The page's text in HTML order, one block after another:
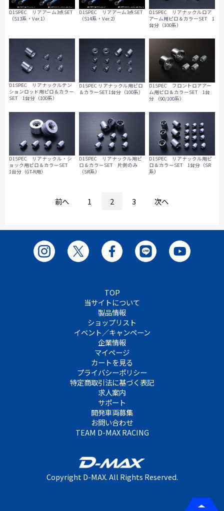
D1SPEC リアアーム3点SET
（S13系・Ver.1）
D1SPEC リアアーム3点SET
（S14系・Ver.2）
D1SPEC リアナックルロア
アーム用ピロ＆カラーSET 1
台分（100系）
D1SPEC リアナックルテン
ションロッド用ピロ＆カラー
SET 1台分（100系）
D1SPEC リアナックル用ピロ
＆カラーSET 1台分（100系）
D1SPEC フロントロアアー
ム用ピロ＆カラーSET 1台
分 （90/100系）
D1SPEC リアナックル・シ
ョック用ピロ＆カラーSET
1台分（GT-R用）
D1SPEC リアナックル用ピ
ロ＆カラーSET 片側のみ
（SR系）
D1SPEC リアナックル用ピ
ロ＆カラーSET 1台分（SR
系）
前へ 1 2 3 次へ
TOP
当サイトについて
製品情報
ショップリスト
イベント／キャンペーン
企業情報
マイページ
カートを見る
プライバシーポリシー
特定商取引法に基づく表記
求人案内
サポート
開発車両募集
お問い合わせ
TEAM D-MAX RACING
Copyright D-MAX. All Rights Reserved.